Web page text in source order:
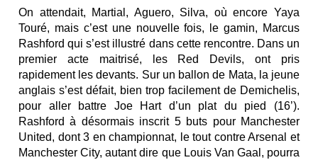
On attendait, Martial, Aguero, Silva, où encore Yaya
Touré, mais c’est une nouvelle fois, le gamin, Marcus
Rashford qui s’est illustré dans cette rencontre. Dans un
premier acte maitrisé, les Red Devils, ont pris
rapidement les devants. Sur un ballon de Mata, la jeune
anglais s’est défait, bien trop facilement de Demichelis,
pour aller battre Joe Hart d’un plat du pied (16’).
Rashford à désormais inscrit 5 buts pour Manchester
United, dont 3 en championnat, le tout contre Arsenal et
Manchester City, autant dire que Louis Van Gaal, pourra